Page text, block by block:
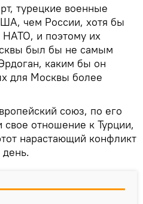
турецкие военные
чем России, хотя бы
НАТО, и поэтому их
был бы не самым
каким бы он
для Москвы более
союз, по его
отношение к Турции,
нарастающий конфликт